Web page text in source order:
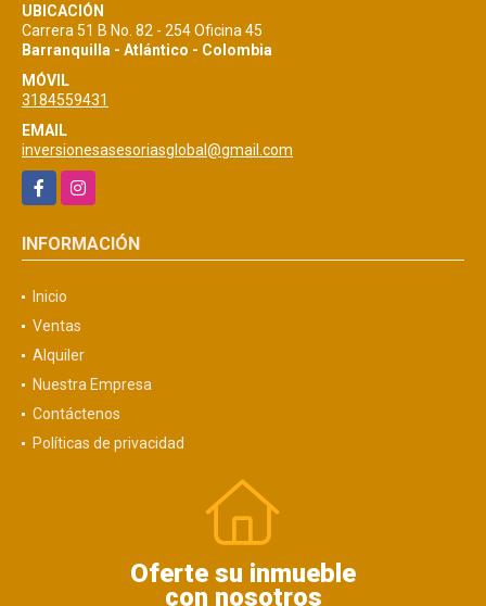
UBICACIÓN
Carrera 51 B No. 82 - 254 Oficina 45
Barranquilla - Atlántico - Colombia
MÓVIL
3184559431
EMAIL
inversionesasesoriasglobal@gmail.com
FacebookInstagram
INFORMACIÓN
Inicio
Ventas
Alquiler
Nuestra Empresa
Contáctenos
Políticas de privacidad
Oferte su inmueble
con nosotros